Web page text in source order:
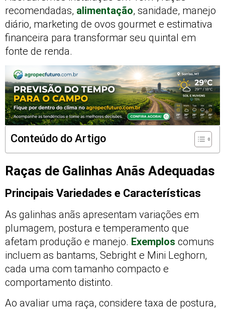
recomendadas, alimentação, sanidade, manejo
diário, marketing de ovos gourmet e estimativa
financeira para transformar seu quintal em
fonte de renda.
Conteúdo do Artigo
Raças de Galinhas Anãs Adequadas
Principais Variedades e Características
As galinhas anãs apresentam variações em
plumagem, postura e temperamento que
afetam produção e manejo. Exemplos comuns
incluem as bantams, Sebright e Mini Leghorn,
cada uma com tamanho compacto e
comportamento distinto.
Ao avaliar uma raça, considere taxa de postura,